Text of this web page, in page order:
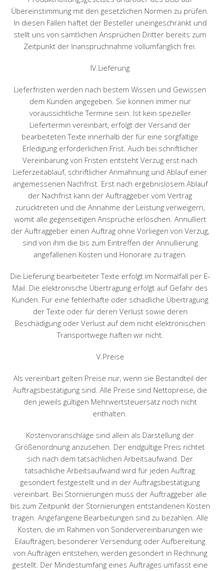
Übereinstimmung mit den gesetzlichen Normen zu prüfen.
In diesen Fällen haftet der Besteller uneingeschränkt und
stellt uns von sämtlichen Ansprüchen Dritter bereits zum
Zeitpunkt der Inanspruchnahme vollumfänglich frei.
IV.Lieferung
Lieferfristen werden nach bestem Wissen und Gewissen
dem Kunden angegeben. Sie können immer nur
voraussichtliche Termine sein. Ist kein spezieller
Liefertermin vereinbart, erfolgt der Versand der
bearbeiteten Texte innerhalb der für eine sorgfältige
Erledigung erforderlichen Frist. Auch bei schriftlicher
Vereinbarung von Fristen entsteht Verzug erst nach
Lieferzeitablauf, schriftlicher Anmahnung und Ablauf einer
angemessenen Nachfrist. Erst nach ergebnislosem Ablauf
der Nachfrist kann der Auftraggeber vom Vertrag
zurücktreten und die Annahme der Leistung verweigern,
womit alle gegenseitigen Ansprüche erlöschen. Annulliert
der Auftraggeber einen Auftrag ohne Vorliegen von Verzug,
sind von ihm die bis zum Eintreffen der Annullierung
angefallenen Kosten und Honorare zu tragen.
Die Lieferung bearbeiteter Texte erfolgt im Normalfall per E-
Mail. Die elektronische Übertragung erfolgt auf Gefahr des
Kunden. Für eine fehlerhafte oder schädliche Übertragung
der Texte oder für deren Verlust sowie deren
Beschädigung oder Verlust auf dem nicht elektronischen
Transportwege haften wir nicht.
V.Preise
Als vereinbart gelten Preise nur, wenn sie Bestandteil der
Auftragsbestätigung sind. Alle Preise sind Nettopreise, die
den jeweils gültigen Mehrwertsteuersatz noch nicht
enthalten.
Kostenvoranschläge sind allein als Darstellung der
Größenordnung anzusehen. Der endgültige Preis richtet
sich nach dem tatsächlichen Arbeitsaufwand. Der
tatsächliche Arbeitsaufwand wird für jeden Auftrag
gesondert festgestellt und in der Auftragsbestätigung
vereinbart. Bei Stornierungen muss der Auftraggeber alle
bis zum Zeitpunkt der Stornierungen entstandenen Kosten
tragen. Angefangene Bearbeitungen sind zu bezahlen. Alle
Kosten, die im Rahmen von Sondervereinbarungen wie
Eilaufträgen, besonderer Versendung oder Aufbereitung
von Aufträgen entstehen, werden gesondert in Rechnung
gestellt. Der Mindestumfang eines Auftrages umfasst eine